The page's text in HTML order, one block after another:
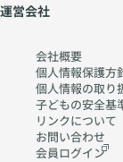
運営会社
会社概要
個人情報保護方
個人情報の取り
子どもの安全基
リンクについて
お問い合わせ
会員ログイン